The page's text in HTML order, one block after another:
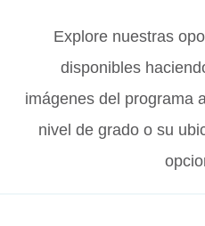
Explore nuestras
disponibles
imágenes del programa
nivel de grado o su